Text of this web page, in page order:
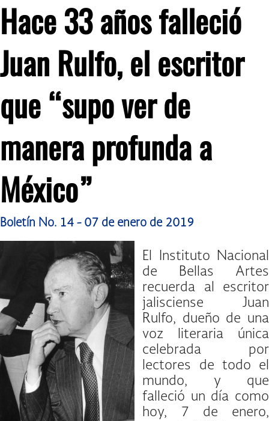
Hace 33 años falleció
Juan Rulfo, el escritor
que “supo ver de
manera profunda a
México”
Boletín No. 14 - 07 de enero de 2019
El Instituto Nacional
de Bellas Artes
recuerda al escritor
jalisciense Juan
Rulfo, dueño de una
voz literaria única
celebrada por
lectores de todo el
mundo, y que
falleció un día como
hoy, 7 de enero,